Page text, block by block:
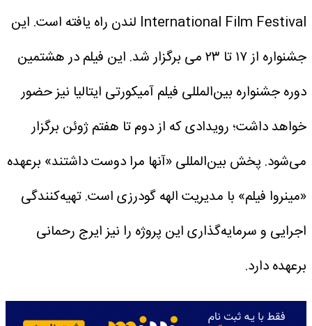
International Film Festival لندن راه یافته است. این
جشنواره از ۱۷ تا ۲۳ می برگزار شد.
این فیلم در هشتمین
دوره جشنواره بین‌المللی فیلم آمیکورتی ایتالیا نیز حضور
خواهد داشت؛ رویدادی که از دوم تا هفتم ژوئن برگزار
می‌شود. پخش بین‌المللی «آنها مرا دوست داشتند» برعهده
«مینروا فیلم» با مدیریت الهه گودرزی است. تهیه‌کنندگی
اجرایی و سرمایه‌گذاری این پروژه را نیز ایرج رحمانی
برعهده دارد.